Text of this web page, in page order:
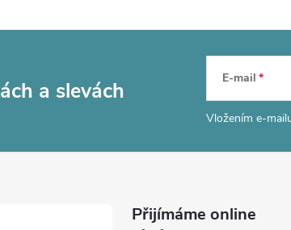
a slevách E-mail
Vložením e-
Přijímáme online